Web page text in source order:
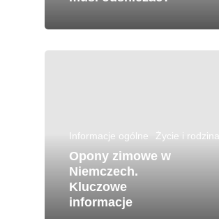
Informacje ogólne Życie i rodzina
Opony zimowe w
Niemczech.
Kluczowe
informacje